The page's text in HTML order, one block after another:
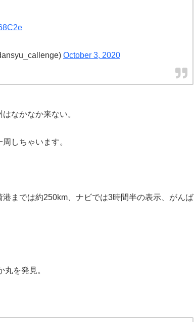
October 3, 2020
なかなか来ない。
しちゃいます。
までは約250km、ナビでは3時間半の表示、がんば
を発見。